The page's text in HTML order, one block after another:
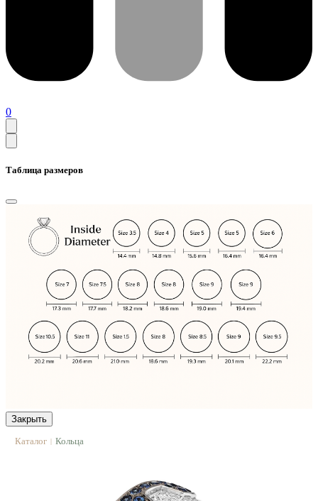
0
Таблица размеров
Закрыть
Каталог | Кольца